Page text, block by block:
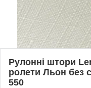
Рулонні штори
ролети Льон без
550